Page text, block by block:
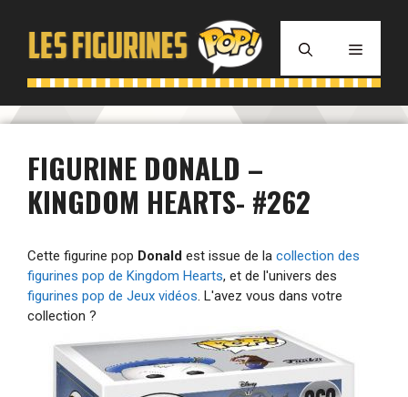
contenu
MENU
FIGURINE DONALD –
KINGDOM HEARTS- #262
Cette figurine pop Donald est issue de la collection des
figurines pop de Kingdom Hearts, et de l'univers des
figurines pop de Jeux vidéos. L'avez vous dans votre
collection ?